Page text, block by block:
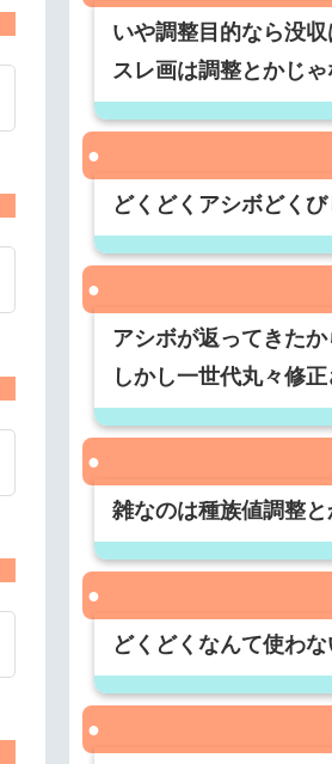
いや調整目的なら没
スレ画は調整とかじ
どくどくアシボどく
アシボが返ってきた
しかし一世代丸々修
雑なのは種族値調整と
どくどくなんて使わ